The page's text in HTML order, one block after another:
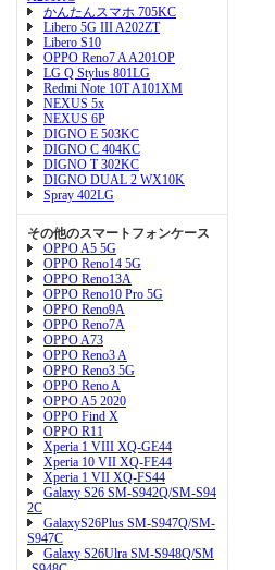
かんたんスマホ 705KC
Libero 5G III A202ZT
Libero S10
OPPO Reno7 A A201OP
LG Q Stylus 801LG
Redmi Note 10T A101XM
NEXUS 5x
NEXUS 6P
DIGNO E 503KC
DIGNO C 404KC
DIGNO T 302KC
DIGNO DUAL 2 WX10K
Spray 402LG
その他のスマートフォンケース
OPPO A5 5G
OPPO Reno14 5G
OPPO Reno13A
OPPO Reno10 Pro 5G
OPPO Reno9A
OPPO Reno7A
OPPO A73
OPPO Reno3 A
OPPO Reno3 5G
OPPO Reno A
OPPO A5 2020
OPPO Find X
OPPO R11
Xperia 1 VIII XQ-GE44
Xperia 10 VII XQ-FE44
Xperia 1 VII XQ-FS44
Galaxy S26 SM-S942Q/SM-S94
2C
GalaxyS26Plus SM-S947Q/SM-
S947C
Galaxy S26Ulra SM-S948Q/SM